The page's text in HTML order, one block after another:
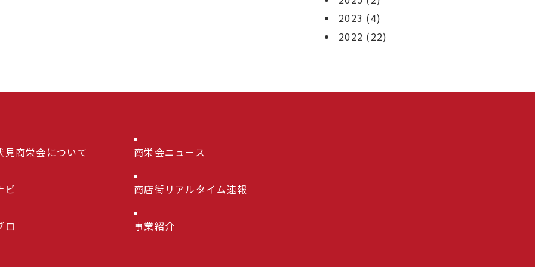
2023 (4)
2022 (22)
見商栄会について 商栄会ニュース
ビ 商店街リアルタイム速報
ロ 事業紹介